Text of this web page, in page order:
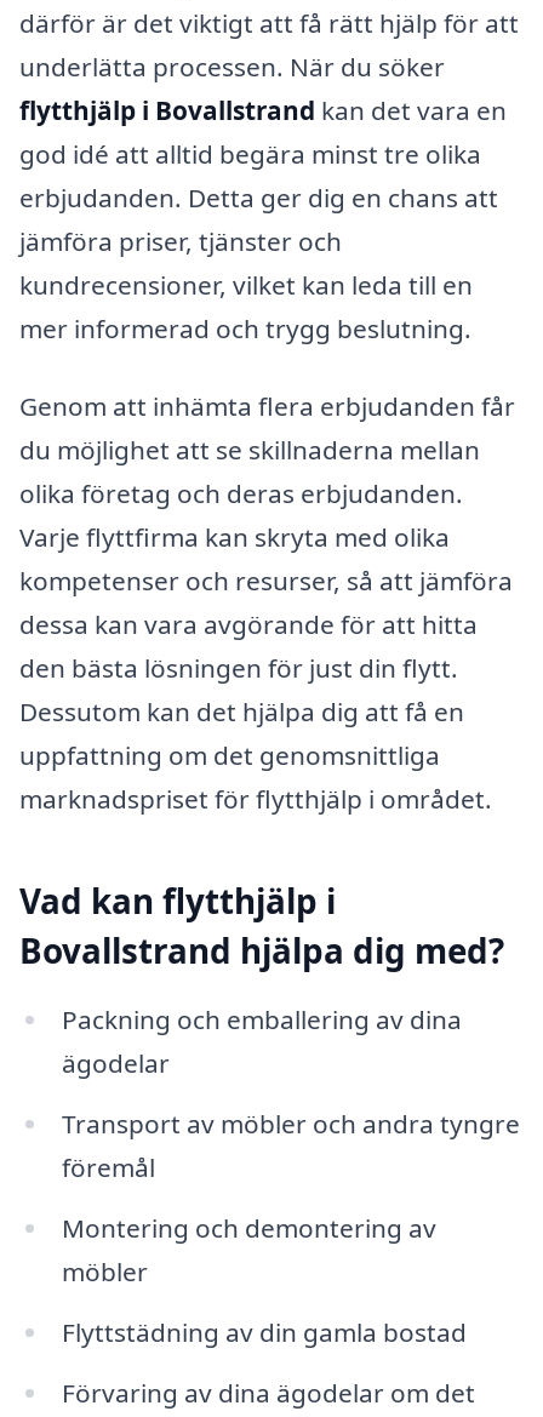
därför är det viktigt att få rätt hjälp för att
underlätta processen. När du söker
flytthjälp i Bovallstrand kan det vara en
god idé att alltid begära minst tre olika
erbjudanden. Detta ger dig en chans att
jämföra priser, tjänster och
kundrecensioner, vilket kan leda till en
mer informerad och trygg beslutning.
Genom att inhämta flera erbjudanden får
du möjlighet att se skillnaderna mellan
olika företag och deras erbjudanden.
Varje flyttfirma kan skryta med olika
kompetenser och resurser, så att jämföra
dessa kan vara avgörande för att hitta
den bästa lösningen för just din flytt.
Dessutom kan det hjälpa dig att få en
uppfattning om det genomsnittliga
marknadspriset för flytthjälp i området.
Vad kan flytthjälp i
Bovallstrand hjälpa dig med?
Packning och emballering av dina
ägodelar
Transport av möbler och andra tyngre
föremål
Montering och demontering av
möbler
Flyttstädning av din gamla bostad
Förvaring av dina ägodelar om det